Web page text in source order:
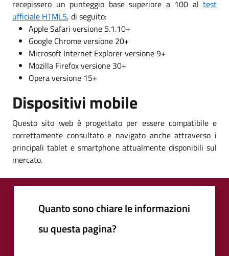
recepissero un punteggio base superiore a 100 al test
ufficiale HTML5, di seguito:
Apple Safari versione 5.1.10+
Google Chrome versione 20+
Microsoft Internet Explorer versione 9+
Mozilla Firefox versione 30+
Opera versione 15+
Dispositivi mobile
Questo sito web è progettato per essere compatibile e
correttamente consultato e navigato anche attraverso i
principali tablet e smartphone attualmente disponibili sul
mercato.
Quanto sono chiare le informazioni
su questa pagina?